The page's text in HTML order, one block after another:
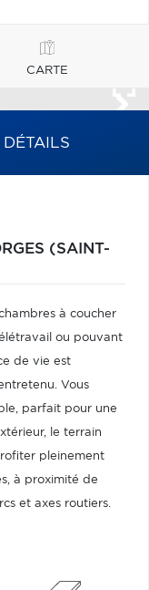
CARTE
(SAINT-
à coucher
ou pouvant
de vie est
Vous
parfait pour une
le terrain
pleinement
à proximité de
et axes routiers.